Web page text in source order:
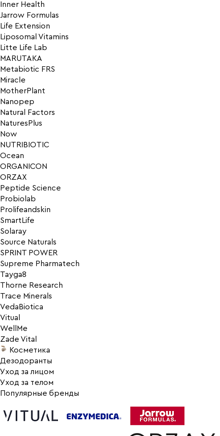
Inner Health
Jarrow Formulas
Life Extension
Liposomal Vitamins
Litte Life Lab
MARUTAKA
Metabiotic FRS
Miracle
MotherPlant
Nanopep
Natural Factors
NaturesPlus
Now
NUTRIBIOTIC
Ocean
ORGANICON
ORZAX
Peptide Science
Probiolab
Prolifeandskin
SmartLife
Solaray
Source Naturals
SPRINT POWER
Supreme Pharmatech
Tayga8
Thorne Research
Trace Minerals
VedaBiotica
Vitual
WellMe
Zade Vital
Косметика
Дезодоранты
Уход за лицом
Уход за телом
Популярные бренды